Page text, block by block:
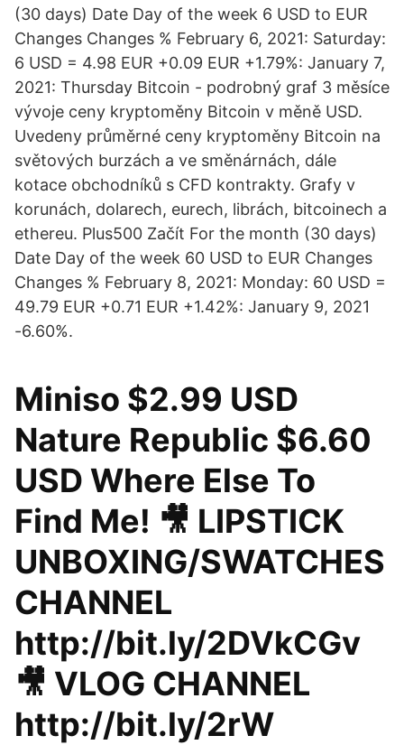
(30 days) Date Day of the week 6 USD to EUR
Changes Changes % February 6, 2021: Saturday:
6 USD = 4.98 EUR +0.09 EUR +1.79%: January 7,
2021: Thursday Bitcoin - podrobný graf 3 měsíce
vývoje ceny kryptoměny Bitcoin v měně USD.
Uvedeny průměrné ceny kryptoměny Bitcoin na
světových burzách a ve směnárnách, dále
kotace obchodníků s CFD kontrakty. Grafy v
korunách, dolarech, eurech, librách, bitcoinech a
ethereu. Plus500 Začít For the month (30 days)
Date Day of the week 60 USD to EUR Changes
Changes % February 8, 2021: Monday: 60 USD =
49.79 EUR +0.71 EUR +1.42%: January 9, 2021
-6.60%.
Miniso $2.99 USD
Nature Republic $6.60
USD Where Else To
Find Me! 🎥 LIPSTICK
UNBOXING/SWATCHES
CHANNEL
http://bit.ly/2DVkCGv
🎥 VLOG CHANNEL
http://bit.ly/2rW